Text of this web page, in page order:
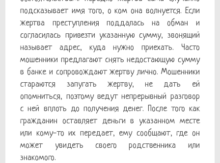
подсказывает имя того, о ком она волнуется. Если
жертва преступления поддалась на обман и
согласилась привезти указанную сумму, звонящий
называет адрес, куда нужно приехать. Часто
мошенники предлагают снять недостающую сумму
в банке и сопровождают жертву лично. Мошенники
стараются запугать жертву, не дать ей
опомниться, поэтому ведут непрерывный разговор
с ней вплоть до получения денег. После того как
гражданин оставляет деньги в указанном месте
или кому-то их передает, ему сообщают, где он
может увидеть своего родственника или
знакомого.